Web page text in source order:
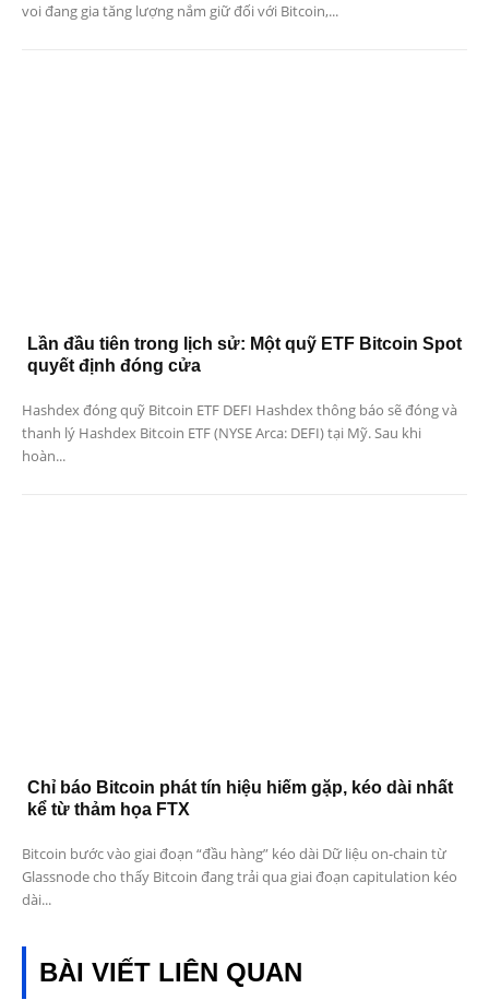
voi đang gia tăng lượng nắm giữ đối với Bitcoin,...
Lần đầu tiên trong lịch sử: Một quỹ ETF Bitcoin Spot
quyết định đóng cửa
Hashdex đóng quỹ Bitcoin ETF DEFI Hashdex thông báo sẽ đóng và
thanh lý Hashdex Bitcoin ETF (NYSE Arca: DEFI) tại Mỹ. Sau khi
hoàn...
Chỉ báo Bitcoin phát tín hiệu hiếm gặp, kéo dài nhất
kể từ thảm họa FTX
Bitcoin bước vào giai đoạn “đầu hàng” kéo dài Dữ liệu on-chain từ
Glassnode cho thấy Bitcoin đang trải qua giai đoạn capitulation kéo
dài...
BÀI VIẾT LIÊN QUAN